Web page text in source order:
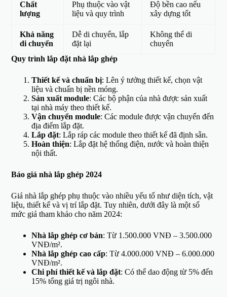
Chất
lượng
Phụ thuộc vào vật
liệu và quy trình
Độ bền cao nếu
xây dựng tốt
Khả năng
di chuyển
Dễ di chuyển, lắp
đặt lại
Không thể di
chuyển
Quy trình lắp đặt nhà lắp ghép
Thiết kế và chuẩn bị: Lên ý tưởng thiết kế, chọn vật
liệu và chuẩn bị nền móng.
Sản xuất module: Các bộ phận của nhà được sản xuất
tại nhà máy theo thiết kế.
Vận chuyển module: Các module được vận chuyển đến
địa điểm lắp đặt.
Lắp đặt: Lắp ráp các module theo thiết kế đã định sẵn.
Hoàn thiện: Lắp đặt hệ thống điện, nước và hoàn thiện
nội thất.
Báo giá nhà lắp ghép 2024
Giá nhà lắp ghép phụ thuộc vào nhiều yếu tố như diện tích, vật
liệu, thiết kế và vị trí lắp đặt. Tuy nhiên, dưới đây là một số
mức giá tham khảo cho năm 2024:
Nhà lắp ghép cơ bản: Từ 1.500.000 VNĐ – 3.500.000
VNĐ/m².
Nhà lắp ghép cao cấp: Từ 4.000.000 VNĐ – 6.000.000
VNĐ/m².
Chi phí thiết kế và lắp đặt: Có thể dao động từ 5% đến
15% tổng giá trị ngôi nhà.